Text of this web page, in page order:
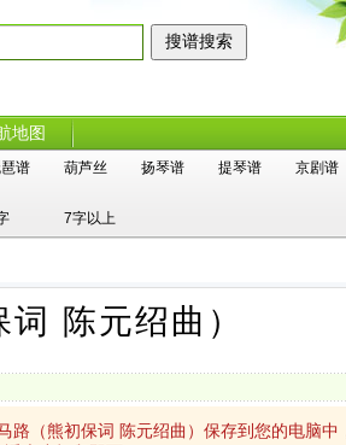
地图
谱 葫芦丝 扬琴谱 提琴谱 京剧谱
7字以上
陈元绍曲）
（熊初保词 陈元绍曲）保存到您的电脑